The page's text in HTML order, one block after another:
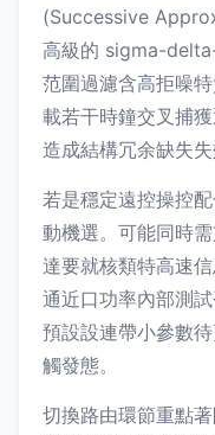
(Successive
高級的 sigma-
范圍過濾含高拒噪
載若干時鐘交叉捕
造成結構冗余缺失失
若是穩定遠控操控
動機選。可能同時
達要就核類特高速
通近口功率內部測
預設設連帶小參數
觸發態。
切換路由環節重點